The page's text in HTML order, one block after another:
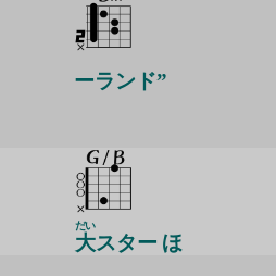
ーランド”
大
だい
スター ほ